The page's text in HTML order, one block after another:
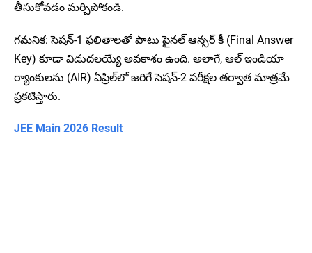
తీసుకోవడం మర్చిపోకండి.
గమనిక: సెషన్-1 ఫలితాలతో పాటు ఫైనల్ ఆన్సర్ కీ (Final Answer
Key) కూడా విడుదలయ్యే అవకాశం ఉంది. అలాగే, ఆల్ ఇండియా
ర్యాంకులను (AIR) ఏప్రిల్‌లో జరిగే సెషన్-2 పరీక్షల తర్వాత మాత్రమే
ప్రకటిస్తారు.
JEE Main 2026 Result